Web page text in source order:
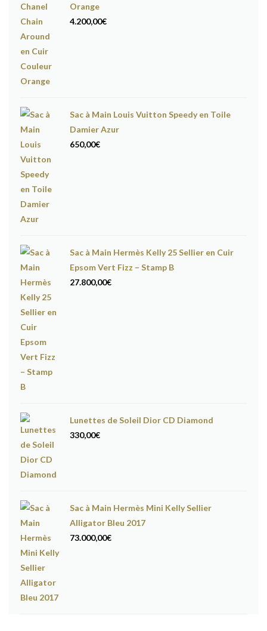
Orange
4.200,00€
Sac à Main Louis Vuitton Speedy en Toile
Damier Azur
650,00€
Sac à Main Hermès Kelly 25 Sellier en Cuir
Epsom Vert Fizz – Stamp B
27.800,00€
Lunettes de Soleil Dior CD Diamond
330,00€
Sac à Main Hermès Mini Kelly Sellier
Alligator Bleu 2017
73.000,00€